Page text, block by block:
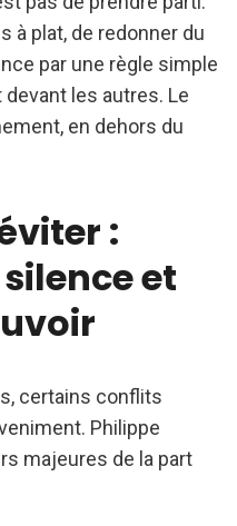
à plat, de redonner du
par une règle simple
devant les autres. Le
en dehors du
:
et
certains conflits
Philippe
majeures de la part